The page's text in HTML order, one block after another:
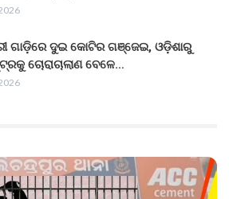
ଗାଡ଼ିରେ ଦୁଇ କୋଟିର ଗଞ୍ଜେଇ, ଓଡ଼ିଶାରୁ
ଚୋରାଚାଲାଣ ବେଳେ…